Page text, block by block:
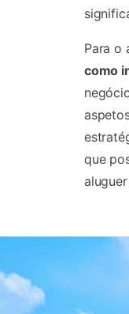
Para o
como
que